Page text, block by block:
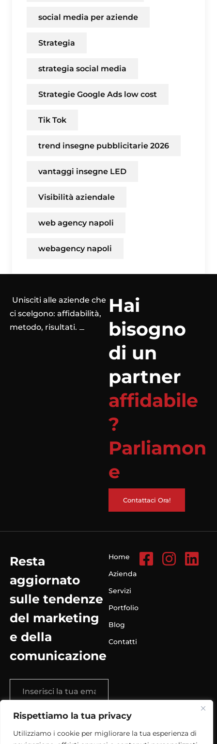
Rispettiamo la tua privacy
Utilizziamo i cookie per migliorare la tua esperienza di
social media per aziende
Strategia
strategia social media
Strategie Google Ads low cost
Tik Tok
trend insegne pubblicitarie 2026
vantaggi insegne LED
Visibilità aziendale
web agency napoli
webagency napoli
Unisciti alle aziende che
ci scelgono: affidabilità,
metodo, risultati.
Hai
bisogno
di un
partner
affidabile
?
Parliamon
e
Contattaci Ora!
Resta
aggiornato
sulle tendenze
del marketing
e della
comunicazione
Home
Azienda
Servizi
Portfolio
Blog
Contatti